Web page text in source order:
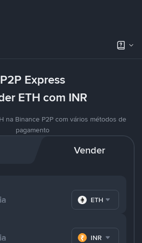
P2P Express
ETH com INR
na Binance P2P com vários métodos de
pagamento
Vender
INR
ETH